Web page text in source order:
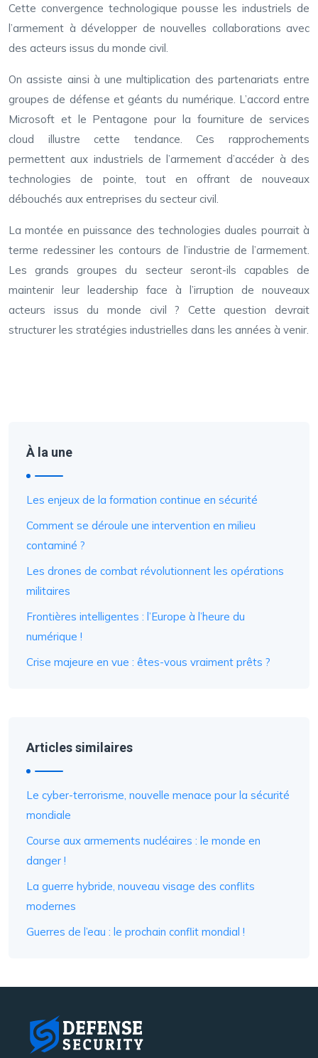
Cette convergence technologique pousse les industriels de
l’armement à développer de nouvelles collaborations avec
des acteurs issus du monde civil.
On assiste ainsi à une multiplication des partenariats entre
groupes de défense et géants du numérique. L’accord entre
Microsoft et le Pentagone pour la fourniture de services
cloud illustre cette tendance. Ces rapprochements
permettent aux industriels de l’armement d’accéder à des
technologies de pointe, tout en offrant de nouveaux
débouchés aux entreprises du secteur civil.
La montée en puissance des technologies duales pourrait à
terme redessiner les contours de l’industrie de l’armement.
Les grands groupes du secteur seront-ils capables de
maintenir leur leadership face à l’irruption de nouveaux
acteurs issus du monde civil ? Cette question devrait
structurer les stratégies industrielles dans les années à venir.
À la une
Les enjeux de la formation continue en sécurité
Comment se déroule une intervention en milieu
contaminé ?
Les drones de combat révolutionnent les opérations
militaires
Frontières intelligentes : l’Europe à l’heure du
numérique !
Crise majeure en vue : êtes-vous vraiment prêts ?
Articles similaires
Le cyber-terrorisme, nouvelle menace pour la sécurité
mondiale
Course aux armements nucléaires : le monde en
danger !
La guerre hybride, nouveau visage des conflits
modernes
Guerres de l’eau : le prochain conflit mondial !